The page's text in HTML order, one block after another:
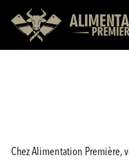
Chez Alimentation Première,